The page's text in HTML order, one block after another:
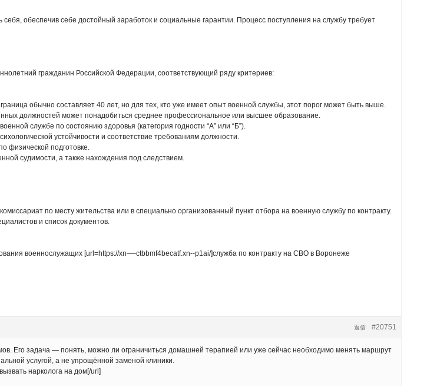
обеспечив себе достойный заработок и социальные гарантии. Процесс поступления на службу требует
гражданин Российской Федерации, соответствующий ряду критериев:
обычно составляет 40 лет, но для тех, кто уже имеет опыт военной службы, этот порог может быть выше.
должностей может понадобиться среднее профессиональное или высшее образование.
службе по состоянию здоровья (категория годности “А” или “Б”).
устойчивости и соответствие требованиям должности.
физической подготовке.
судимости, а также нахождения под следствием.
по месту жительства или в специально организованный пункт отбора на военную службу по контракту.
и список документов.
военнослужащих [url=https://xn—-ctbbmf4becatf.xn--p1ai/]служба по контракту на СВО в Воронеже
#20751
返信
Его задача — понять, можно ли ограничиться домашней терапией или уже сейчас необходимо менять маршрут
услугой, а не упрощённой заменой клиники.
нарколога на дом[/url]